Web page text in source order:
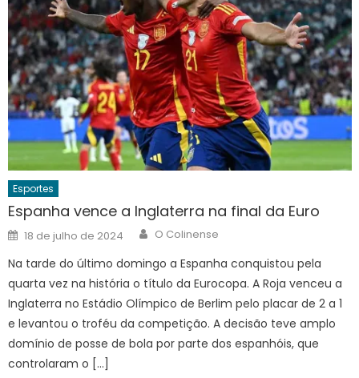
Esportes
Espanha vence a Inglaterra na final da Euro
Posted
on
18 de julho de 2024 Author
O Colinense
Na tarde do último domingo a Espanha conquistou pela
quarta vez na história o título da Eurocopa. A Roja venceu a
Inglaterra no Estádio Olímpico de Berlim pelo placar de 2 a 1
e levantou o troféu da competição. A decisão teve amplo
domínio de posse de bola por parte dos espanhóis, que
controlaram o […]